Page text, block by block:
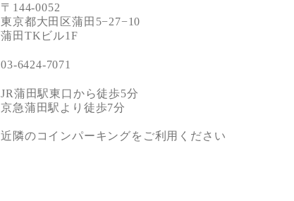
〒144-0052
東京都大田区蒲田5−27−10
蒲田TKビル1F
03-6424-7071
JR蒲田駅東口から徒歩5分
京急蒲田駅より徒歩7分
近隣のコインパーキングをご利用ください